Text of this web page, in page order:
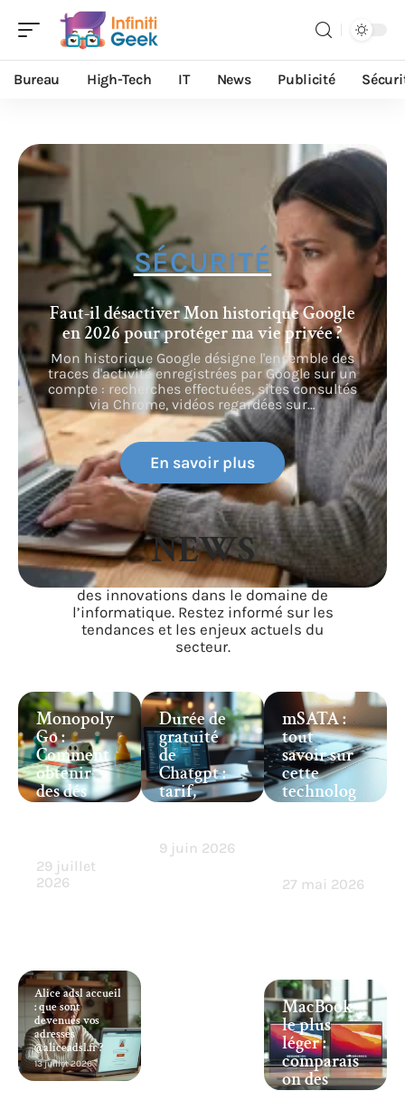
Bureau High-Tech IT News Publicité
SÉCURITÉ
Faut-il désactiver Mon historique Google
en 2026 pour protéger ma vie privée ?
Mon historique Google désigne l'ensemble des
traces d'activité enregistrées par Google sur un
compte : recherches effectuées, sites consultés
via Chrome, vidéos regardées sur…
En savoir plus
NEWS
Suivez l’évolution des technologies et
des innovations dans le domaine de
l’informatique. Restez informé sur les
tendances et les enjeux actuels du
secteur.
Monopoly
Go :
Comment
obtenir
des dés
gratuits
29 juillet
2026
Alice adsl accueil
: que sont
devenues vos
adresses
@aliceadsl.fr ?
13 juillet 2026
Durée de
gratuité
de
Chatgpt :
tarif,
offre,
9 juin 2026
mSATA :
tout
savoir sur
cette
technolog
ie de
27 mai 2026
MacBook
le plus
léger :
comparais
on des
modèles